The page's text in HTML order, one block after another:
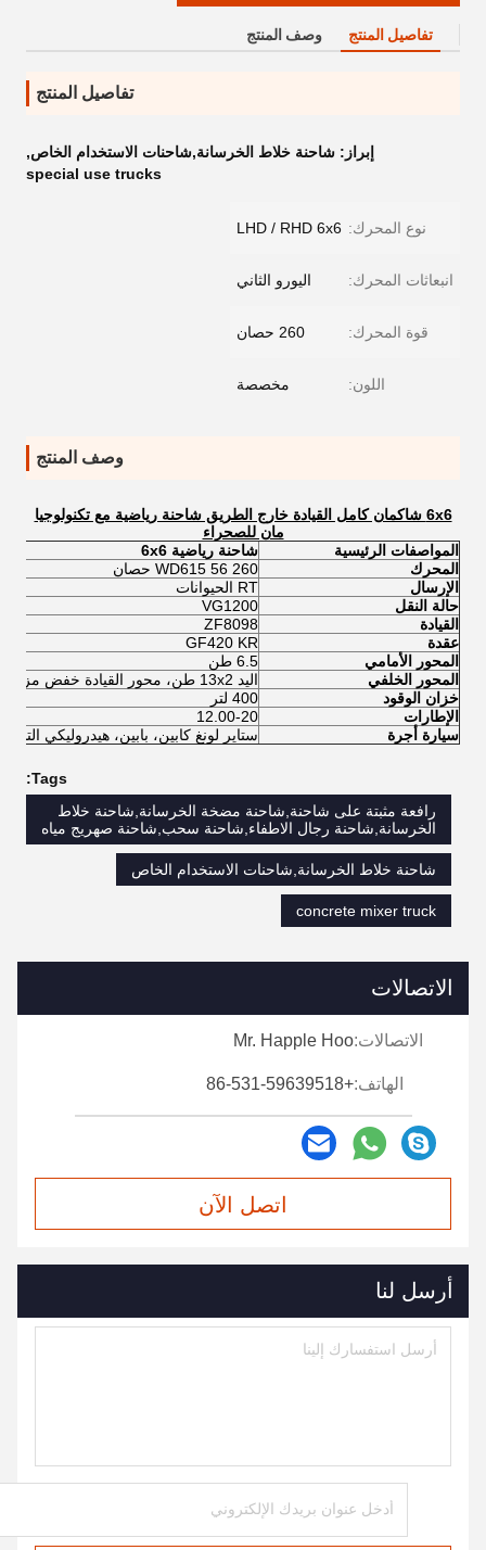
تفاصيل المنتج وصف المنتج
تفاصيل المنتج
إبراز: شاحنة خلاط الخرسانة,شاحنات الاستخدام الخاص,
special use trucks
نوع المحرك: LHD / RHD 6x6
انبعاثات المحرك: اليورو الثاني
قوة المحرك: 260 حصان
اللون: مخصصة
وصف المنتج
6x6 شاكمان كامل القيادة خارج الطريق شاحنة رياضية مع تكنولوجيا
مان للصحراء
المواصفات الرئيسية
شاحنة رياضية 6x6
المحرك
WD615 56 260 حصان
الإرسال
RT الحيوانات
حالة النقل
VG1200
القيادة
ZF8098
عقدة
GF420 KR
المحور الأمامي
6.5 طن
المحور الخلفي
اليد 13x2 طن، محور القيادة خفض مزدوج
خزان الوقود
400 لتر
الإطارات
12.00-20
سيارة أجرة
ستاير لونغ كابين، بابين، هيدروليكي
Tags:
رافعة مثبتة على شاحنة,شاحنة مضخة الخرسانة,شاحنة خلاط
الخرسانة,شاحنة رجال الاطفاء,شاحنة سحب,شاحنة صهريج مياه
شاحنة خلاط الخرسانة,شاحنات الاستخدام الخاص
concrete mixer truck
الاتصالات
الاتصالات:Mr. Happle Hoo
الهاتف:+86-531-59639518
اتصل الآن
أرسل لنا